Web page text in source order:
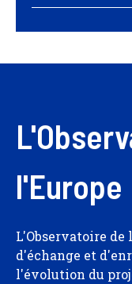
l'Europe
L'Observatoire de
d'échange et
l'évolution du